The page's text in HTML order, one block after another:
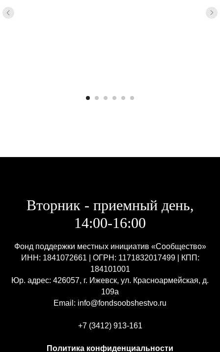
Вторник - приемный день,
14:00-16:00
Фонд поддержки местных инициатив «Сообщество»
ИНН: 1841072661 | ОГРН: 1171832017499 | КПП:
184101001
Юр. адрес: 426057, г. Ижевск, ул. Красноармейская, д.
109а
Email: info@fondsoobshestvo.ru
+7 (3412) 913-161
Политика конфиденциальности